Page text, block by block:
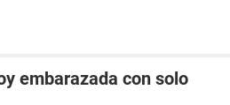
embarazada con solo